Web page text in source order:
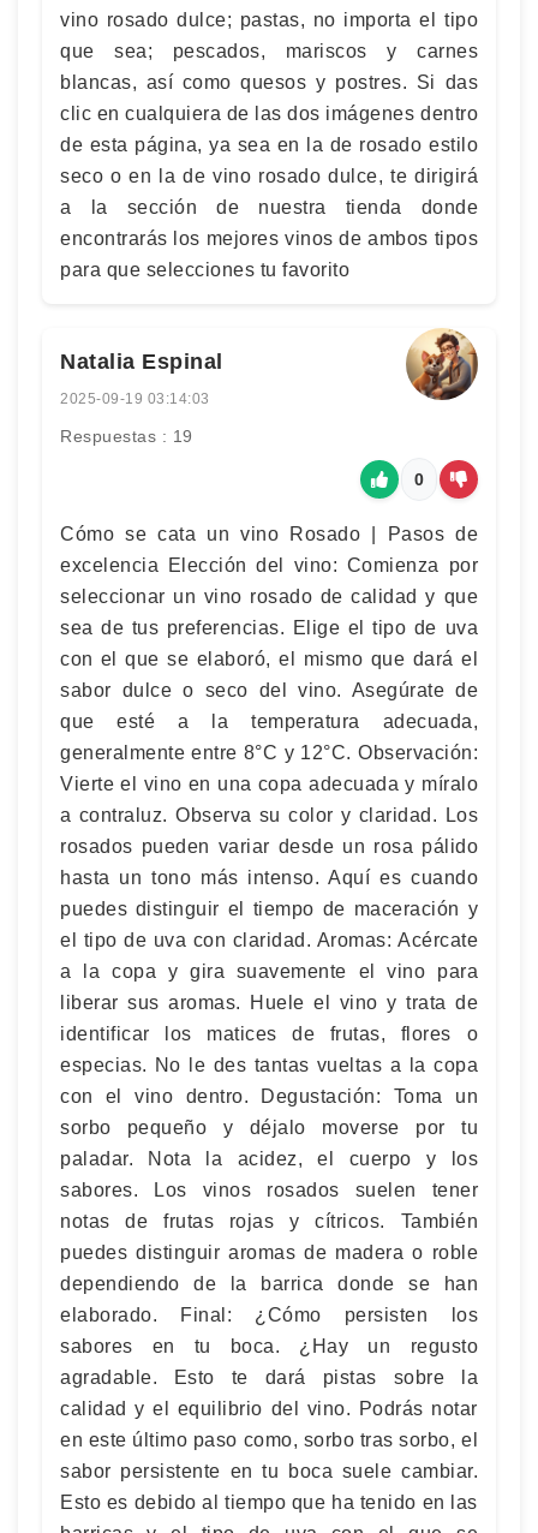
vino rosado dulce; pastas, no importa el tipo
que sea; pescados, mariscos y carnes
blancas, así como quesos y postres. Si das
clic en cualquiera de las dos imágenes dentro
de esta página, ya sea en la de rosado estilo
seco o en la de vino rosado dulce, te dirigirá
a la sección de nuestra tienda donde
encontrarás los mejores vinos de ambos tipos
para que selecciones tu favorito
Natalia Espinal
2025-09-19 03:14:03
Respuestas : 19
0
Cómo se cata un vino Rosado | Pasos de
excelencia Elección del vino: Comienza por
seleccionar un vino rosado de calidad y que
sea de tus preferencias. Elige el tipo de uva
con el que se elaboró, el mismo que dará el
sabor dulce o seco del vino. Asegúrate de
que esté a la temperatura adecuada,
generalmente entre 8°C y 12°C. Observación:
Vierte el vino en una copa adecuada y míralo
a contraluz. Observa su color y claridad. Los
rosados pueden variar desde un rosa pálido
hasta un tono más intenso. Aquí es cuando
puedes distinguir el tiempo de maceración y
el tipo de uva con claridad. Aromas: Acércate
a la copa y gira suavemente el vino para
liberar sus aromas. Huele el vino y trata de
identificar los matices de frutas, flores o
especias. No le des tantas vueltas a la copa
con el vino dentro. Degustación: Toma un
sorbo pequeño y déjalo moverse por tu
paladar. Nota la acidez, el cuerpo y los
sabores. Los vinos rosados suelen tener
notas de frutas rojas y cítricos. También
puedes distinguir aromas de madera o roble
dependiendo de la barrica donde se han
elaborado. Final: ¿Cómo persisten los
sabores en tu boca. ¿Hay un regusto
agradable. Esto te dará pistas sobre la
calidad y el equilibrio del vino. Podrás notar
en este último paso como, sorbo tras sorbo, el
sabor persistente en tu boca suele cambiar.
Esto es debido al tiempo que ha tenido en las